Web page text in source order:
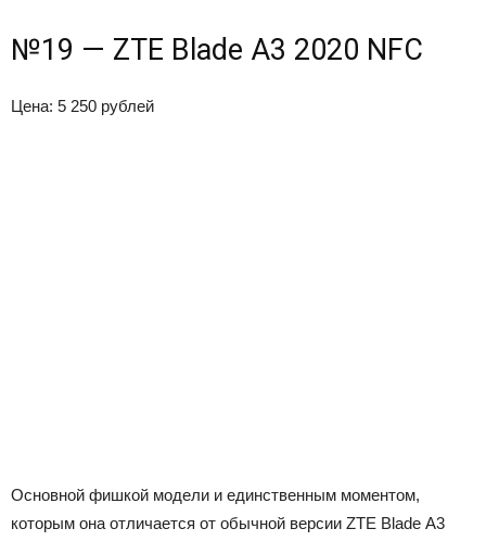
№19 — ZTE Blade A3 2020 NFC
Цена: 5 250 рублей
Основной фишкой модели и единственным моментом,
которым она отличается от обычной версии ZTE Blade A3